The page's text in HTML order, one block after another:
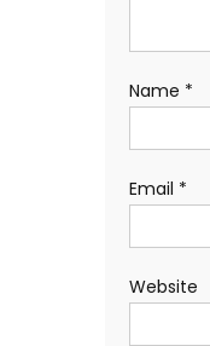
Name *
Email *
Website